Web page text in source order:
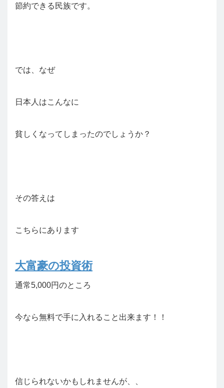
節約できる民族です。
では、なぜ
日本人はこんなに
貧しくなってしまったのでしょうか？
その答えは
こちらにあります
大富豪の投資術
通常5,000円のところ
今なら無料で手に入れること出来ます！！
信じられないかもしれませんが、、